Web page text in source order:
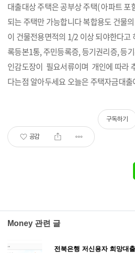
대출대상 주택은 공부상 주택( 아파트 포
되는 주택만 가능합니다 복합용도 건물
이 건물전용면적의 1/2 이상 되야한다고
록등본1통, 주민등록증, 등기권리증, 등
인감도장이 필요서류이며 개인에 따라
다는점 알아두세요 오늘은 주택자금대
공감
구독하기
Money 관련 글
전북은행 저신용자 희망대